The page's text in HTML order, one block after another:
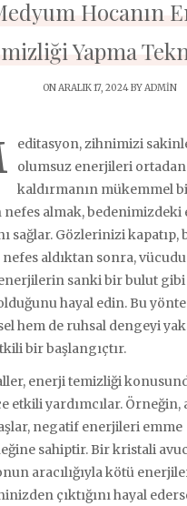
Hocanın
Yapma
ON ARALIK 17, 2024 BYADMIN
editasyon, zihnimizi
olumsuz enerjileri ortadan
kaldırmanın mükemmel
nefes almak,
sağlar. Gözlerinizi kapatıp,
aldıktan sonra,
sanki bir bulut gibi
hayal edin. Bu
hem de ruhsal dengeyi
bir başlangıçtır.
enerji temizliği
etkili yardımcılar. Örneğin,
negatif enerjileri emme
sahiptir. Bir kristali
aracılığıyla kötü
çıktığını hayal